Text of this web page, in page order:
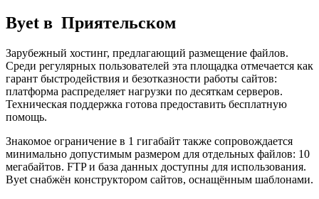
Byet в Приятельском
Зарубежный хостинг, предлагающий размещение файлов.
Среди регулярных пользователей эта площадка отмечается как
гарант быстродействия и безотказности работы сайтов:
платформа распределяет нагрузки по десяткам серверов.
Техническая поддержка готова предоставить бесплатную
помощь.
Знакомое ограничение в 1 гигабайт также сопровождается
минимально допустимым размером для отдельных файлов: 10
мегабайтов. FTP и база данных доступны для использования.
Byet снабжён конструктором сайтов, оснащённым шаблонами.